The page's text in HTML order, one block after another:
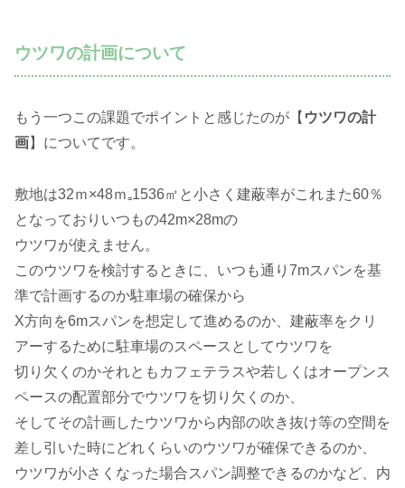
ウツワの計画について
もう一つこの課題でポイントと感じたのが【 ウツワの計
画】についてです。
敷地は32ｍ×48ｍ₌1536㎡と小さく建蔽率がこれまた60％
となっておりいつもの42m×28mの
ウツワが使えません。
このウツワを検討するときに、いつも通り7mスパンを基
準で計画するのか駐車場の確保から
X方向を6mスパンを想定して進めるのか、建蔽率をクリ
アーするために駐車場のスペースとしてウツワを
切り欠くのかそれともカフェテラスや若しくはオープンス
ペースの配置部分でウツワを切り欠くのか、
そしてその計画したウツワから内部の吹き抜け等の空間を
差し引いた時にどれくらいのウツワが確保できるのか、
ウツワが小さくなった場合スパン調整できるのかなど、内